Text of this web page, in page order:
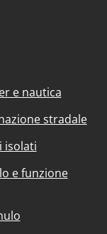
e nautica
stradale
isolati
e funzione